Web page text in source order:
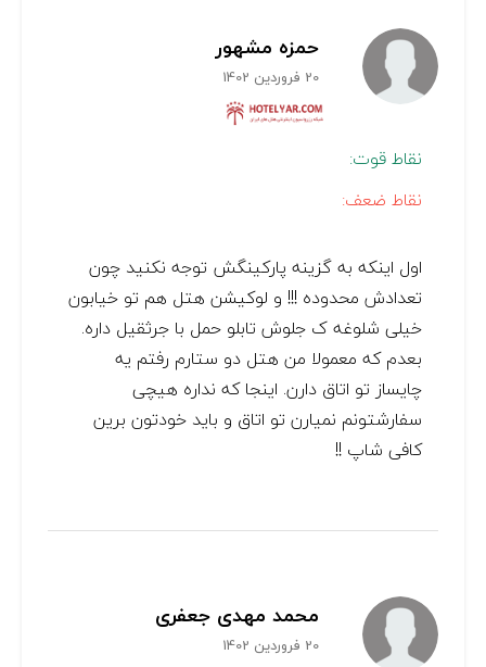
حمزه مشهور
20 فروردین 1402
نقاط قوت:
نقاط ضعف:
اول اینکه به گزینه پارکینگش توجه نکنید چون
تعدادش محدوده !!! و لوکیشن هتل هم تو خیابون
خیلی شلوغه ک جلوش تابلو حمل با جرثقیل داره.
بعدم که معمولا من هتل دو ستارم رفتم یه
چایساز تو اتاق دارن. اینجا که نداره هیچی
سفارشتونم نمیارن تو اتاق و باید خودتون برین
کافی شاپ !!
محمد مهدی جعفری
20 فروردین 1402